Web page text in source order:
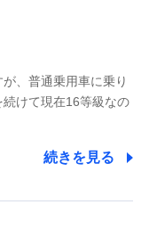
会社
当社と取引のあるも
、普通乗用車に乗り
けて現在16等級なの
続きを見る